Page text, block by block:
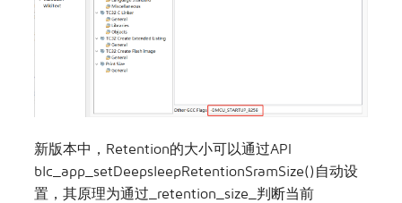
新版本中，Retention的大小可以通过API
blc_app_setDeepsleepRetentionSramSize()自动设
置，其原理为通过_retention_size_判断当前